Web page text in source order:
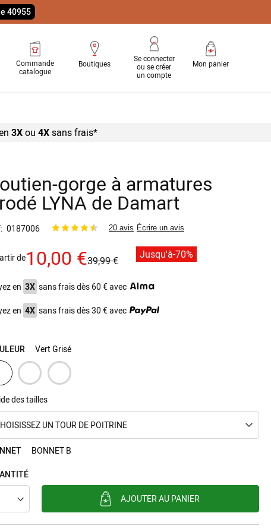
40955
Commande
catalogue
Boutiques
Se connecter
ou se créer
un compte
Mon panier
3Xou 4Xsansfrais*
gorge à armatures
LYNA de Damart
0187006 20 avis Écrire un avis
de10,00 €39,99 € Jusqu'à-70%
en 3X sans frais dès 60 € avec
en 4X sans frais dès 30 € avec
Vert Grisé
des tailles
UN TOUR DE POITRINE
BONNET B
AJOUTER AU PANIER